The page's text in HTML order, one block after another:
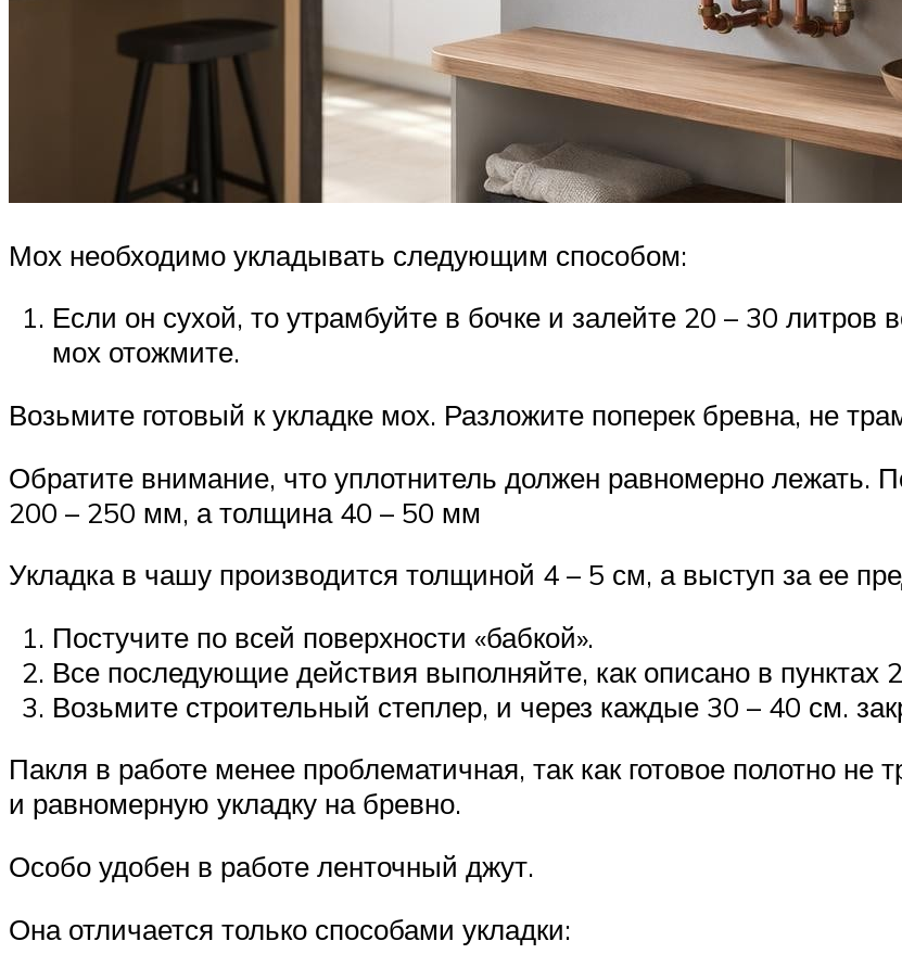
Мох необходимо укладывать следующим способом:
Если он сухой, то утрамбуйте в бочке и залейте 20 – 30 литров
мох отожмите.
Возьмите готовый к укладке мох. Разложите поперек бревна, не
Обратите внимание, что уплотнитель должен равномерно
200 – 250 мм, а толщина 40 – 50 мм
Укладка в чашу производится толщиной 4 – 5 см, а выступ за ее
Постучите по всей поверхности «бабкой».
Все последующие действия выполняйте, как описано в пунктах
Возьмите строительный степлер, и через каждые 30 – 40 см.
Пакля в работе менее проблематичная, так как готовое полотно не
и равномерную укладку на бревно.
Особо удобен в работе ленточный джут.
Она отличается только способами укладки: